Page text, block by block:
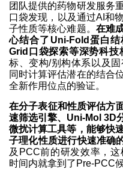
团队提供的药物研发服务
口袋发现，以及通过AI和
子性质等核心难题。 在难
心结合了Uni-Fold蛋白
Grid口袋探索等深势科技
标、变构/别构体系以及
同时计算评估潜在的结合
全新作用位点的验证。
在分子表征和性质评估方
速筛选引擎、Uni-Mol 3D
微扰计算工具等，能够快
子理化性质进行快速准确
及PCC前的研发效率，
时间内就拿到了Pre-PCC